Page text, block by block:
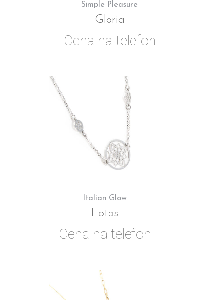
Simple Pleasure
Gloria
Cena na telefon
Italian Glow
Lotos
Cena na telefon